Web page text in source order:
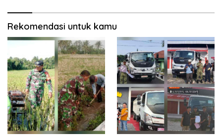
Rekomendasi untuk kamu